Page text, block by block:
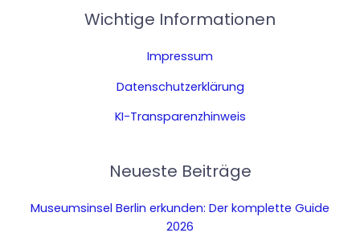
Wichtige Informationen
Impressum
Datenschutzerklärung
KI-Transparenzhinweis
Neueste Beiträge
Museumsinsel Berlin erkunden: Der komplette Guide
2026